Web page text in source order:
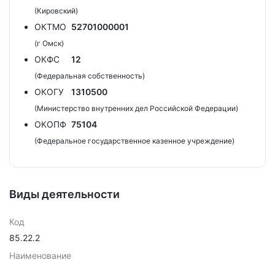
(Кировский)
ОКТМО 52701000001
(г Омск)
ОКФС 12
(Федеральная собственность)
ОКОГУ 1310500
(Министерство внутренних дел Российской Федерации)
ОКОПФ 75104
(Федеральное государственное казенное учреждение)
Виды деятельности
Код
85.22.2
Наименование